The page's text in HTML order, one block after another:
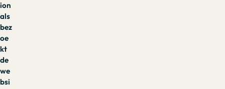
ion
als
bez
oe
kt
de
we
bsi